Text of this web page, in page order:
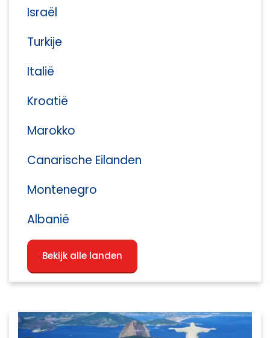
Israël
Turkije
Italië
Kroatië
Marokko
Canarische Eilanden
Montenegro
Albanië
Bekijk alle landen